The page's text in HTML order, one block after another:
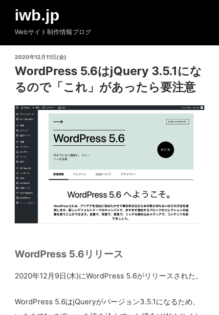
iwb.jp
Webサイト制作情報ブログ
投
稿
日:
2020年12月11日(金)
WordPress 5.6はjQuery 3.5.1にな
るので「これ」があったら要注意
WordPress 5.6リリース
2020年12月9日(木)にWordPress 5.6がリリースされた。
WordPress 5.6はjQueryがバージョン3.5.1になるため、